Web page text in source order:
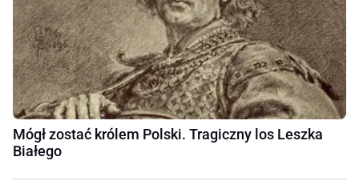
Mógł zostać królem Polski. Tragiczny los Leszka
Białego